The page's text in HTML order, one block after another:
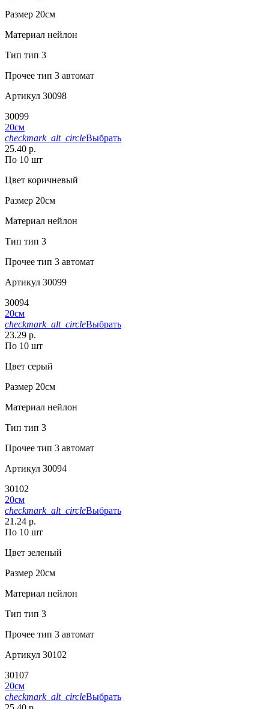
Размер 20см
Материал нейлон
Тип тип 3
Прочее тип 3 автомат
Артикул 30098
30099
20см
checkmark_alt_circleВыбрать
25.40 р.
По 10 шт
Цвет коричневый
Размер 20см
Материал нейлон
Тип тип 3
Прочее тип 3 автомат
Артикул 30099
30094
20см
checkmark_alt_circleВыбрать
23.29 р.
По 10 шт
Цвет серый
Размер 20см
Материал нейлон
Тип тип 3
Прочее тип 3 автомат
Артикул 30094
30102
20см
checkmark_alt_circleВыбрать
21.24 р.
По 10 шт
Цвет зеленый
Размер 20см
Материал нейлон
Тип тип 3
Прочее тип 3 автомат
Артикул 30102
30107
20см
checkmark_alt_circleВыбрать